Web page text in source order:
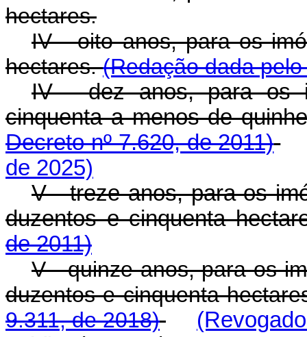
hectares.
IV - oito anos, para os
hectares.(Redação dada
IV - dez anos, para os
cinquenta a menos de
Decreto nº 7.620, de 2011)
de 2025)
V - treze anos, para os
duzentos e cinquenta
de 2011)
V - quinze anos, para os
duzentos e cinquenta
9.311, de 2018)